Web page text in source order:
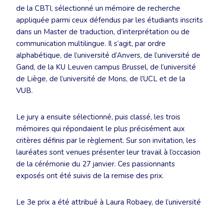
de la CBTI, sélectionné un mémoire de recherche
appliquée parmi ceux défendus par les étudiants inscrits
dans un Master de traduction, d’interprétation ou de
communication multilingue. Il s’agit, par ordre
alphabétique, de l’université d’Anvers, de l’université de
Gand, de la KU Leuven campus Brussel, de l’université
de Liège, de l’université de Mons, de l’UCL et de la
VUB.
Le jury a ensuite sélectionné, puis classé, les trois
mémoires qui répondaient le plus précisément aux
critères définis par le règlement. Sur son invitation, les
lauréates sont venues présenter leur travail à l’occasion
de la cérémonie du 27 janvier. Ces passionnants
exposés ont été suivis de la remise des prix.
Le 3e prix a été attribué à Laura Robaey, de l’université